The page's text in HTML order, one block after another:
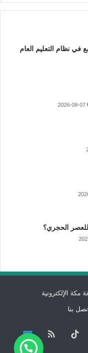
في نظام التعليم العام
2026-08-07
للعصر الحجري؟
الإلكترونية
اتصل بنا
‫TikTok ملخص